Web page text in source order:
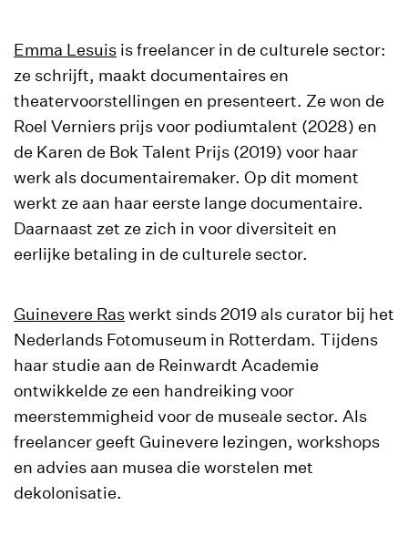
Emma Lesuis is freelancer in de culturele sector:
ze schrijft, maakt documentaires en
theatervoorstellingen en presenteert. Ze won de
Roel Verniers prijs voor podiumtalent (2028) en
de Karen de Bok Talent Prijs (2019) voor haar
werk als documentairemaker. Op dit moment
werkt ze aan haar eerste lange documentaire.
Daarnaast zet ze zich in voor diversiteit en
eerlijke betaling in de culturele sector.
Guinevere Raswerkt sinds 2019 als curator bij het
Nederlands Fotomuseum in Rotterdam. Tijdens
haar studie aan de Reinwardt Academie
ontwikkelde ze een handreiking voor
meerstemmigheid voor de museale sector. Als
freelancer geeft Guinevere lezingen, workshops
en advies aan musea die worstelen met
dekolonisatie.